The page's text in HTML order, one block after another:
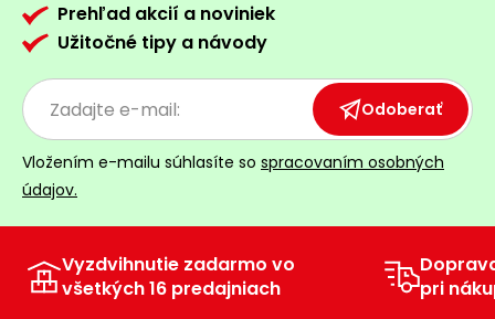
Prehľad akcií a noviniek
Užitočné tipy a návody
Odoberať
Vložením e-mailu súhlasíte so spracovaním osobných
údajov.
Vyzdvihnutie zadarmo vo
všetkých 16 predajniach
pri